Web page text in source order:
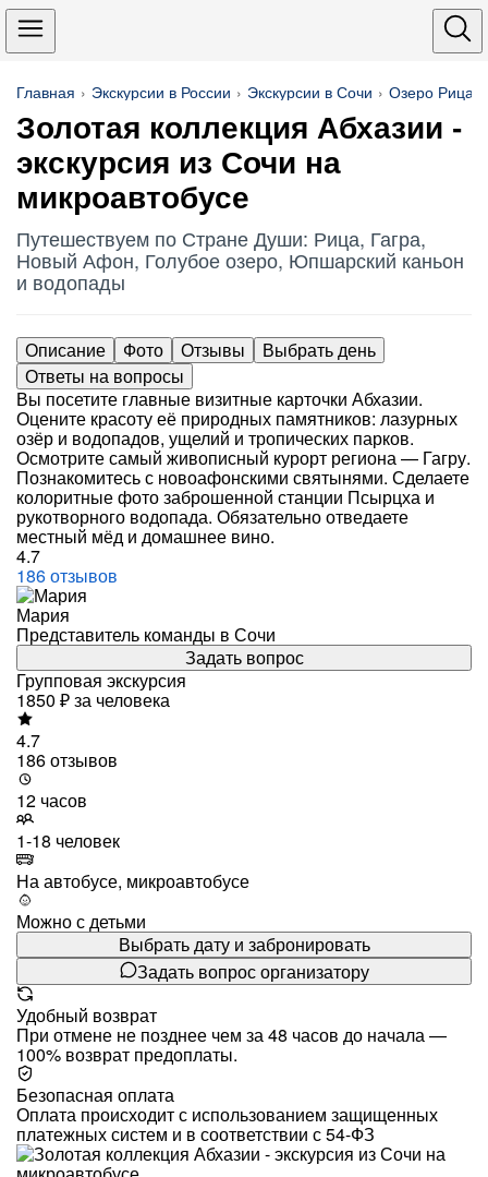
Главная Экскурсии в России Экскурсии в Сочи Озеро Рица
Золотая коллекция Абхазии -
экскурсия из Сочи на
микроавтобусе
Путешествуем по Стране Души: Рица, Гагра,
Новый Афон, Голубое озеро, Юпшарский каньон
и водопады
Описание Фото Отзывы
Выбрать день
Ответы на вопросы
Вы посетите главные визитные карточки Абхазии.
Оцените красоту её природных памятников: лазурных
озёр и водопадов, ущелий и тропических парков.
Осмотрите самый живописный курорт региона — Гагру.
Познакомитесь с новоафонскими святынями. Сделаете
колоритные фото заброшенной станции Псырцха и
рукотворного водопада. Обязательно отведаете
местный мёд и домашнее вино.
4.7
186 отзывов
Мария
Представитель команды в Сочи
Задать вопрос
Групповая экскурсия
1850 ₽за человека
4.7
186 отзывов
12 часов
1-18 человек
На автобусе, микроавтобусе
Можно с детьми
Выбрать дату и забронировать
Задать вопрос организатору
Удобный возврат
При отмене не позднее чем за 48 часов до начала —
100% возврат предоплаты.
Безопасная оплата
Оплата происходит с использованием защищенных
платежных систем и в соответствии с 54-ФЗ